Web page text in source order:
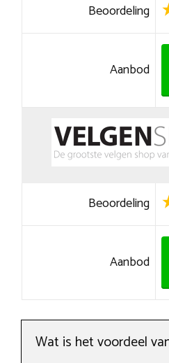
Beoordeling
Aanbod
Beoordeling
Aanbod
Wat is het voordeel